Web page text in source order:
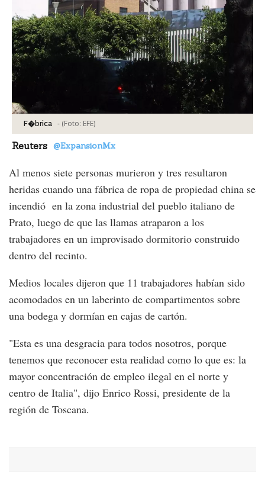
F�brica - (Foto: EFE)
Reuters @ExpansionMx
Al menos siete personas murieron y tres resultaron
heridas cuando una fábrica de ropa de propiedad china se
incendió en la zona industrial del pueblo italiano de
Prato, luego de que las llamas atraparon a los
trabajadores en un improvisado dormitorio construido
dentro del recinto.
Medios locales dijeron que 11 trabajadores habían sido
acomodados en un laberinto de compartimentos sobre
una bodega y dormían en cajas de cartón.
"Esta es una desgracia para todos nosotros, porque
tenemos que reconocer esta realidad como lo que es: la
mayor concentración de empleo ilegal en el norte y
centro de Italia", dijo Enrico Rossi, presidente de la
región de Toscana.